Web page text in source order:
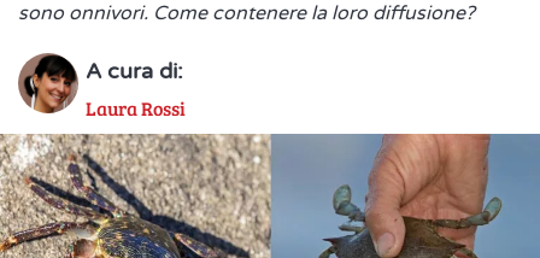
sono onnivori. Come contenere la loro diffusione?
A cura di:
Laura Rossi